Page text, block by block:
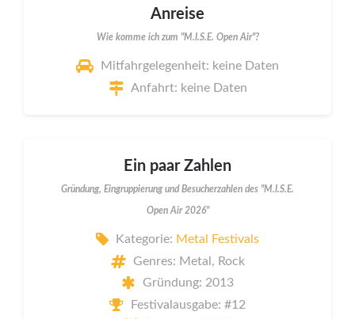
Anreise
Wie komme ich zum "M.I.S.E. Open Air"?
Mitfahrgelegenheit: keine Daten
Anfahrt: keine Daten
Ein paar Zahlen
Gründung, Eingruppierung und Besucherzahlen des "M.I.S.E.
Open Air 2026"
Kategorie: Metal Festivals
Genres: Metal, Rock
Gründung: 2013
Festivalausgabe: #12